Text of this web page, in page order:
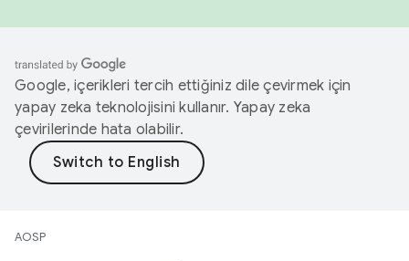
Google, içerikleri tercih ettiğiniz dile çevirmek için
yapay zeka teknolojisini kullanır. Yapay zeka
çevirilerinde hata olabilir.
AOSP